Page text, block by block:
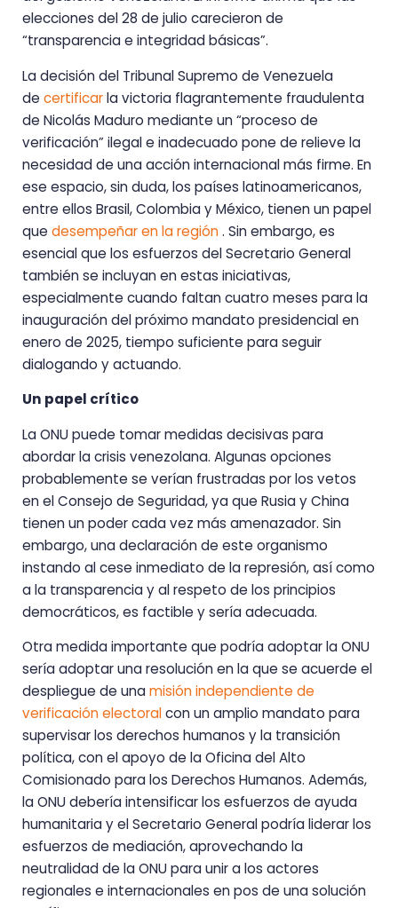
elecciones del 28 de julio carecieron de
“transparencia e integridad básicas”.
La decisión del Tribunal Supremo de Venezuela
de certificarla victoria flagrantemente fraudulenta
de Nicolás Maduro mediante un “proceso de
verificación” ilegal e inadecuado pone de relieve la
necesidad de una acción internacional más firme. En
ese espacio, sin duda, los países latinoamericanos,
entre ellos Brasil, Colombia y México, tienen un papel
que desempeñar en la región. Sin embargo, es
esencial que los esfuerzos del Secretario General
también se incluyan en estas iniciativas,
especialmente cuando faltan cuatro meses para la
inauguración del próximo mandato presidencial en
enero de 2025, tiempo suficiente para seguir
dialogando y actuando.
Un papel crítico
La ONU puede tomar medidas decisivas para
abordar la crisis venezolana. Algunas opciones
probablemente se verían frustradas por los vetos
en el Consejo de Seguridad, ya que Rusia y China
tienen un poder cada vez más amenazador. Sin
embargo, una declaración de este organismo
instando al cese inmediato de la represión, así como
a la transparencia y al respeto de los principios
democráticos, es factible y sería adecuada.
Otra medida importante que podría adoptar la ONU
sería adoptar una resolución en la que se acuerde el
despliegue de unamisión independiente de
verificación electoralcon un amplio mandato para
supervisar los derechos humanos y la transición
política, con el apoyo de la Oficina del Alto
Comisionado para los Derechos Humanos. Además,
la ONU debería intensificar los esfuerzos de ayuda
humanitaria y el Secretario General podría liderar los
esfuerzos de mediación, aprovechando la
neutralidad de la ONU para unir a los actores
regionales e internacionales en pos de una solución